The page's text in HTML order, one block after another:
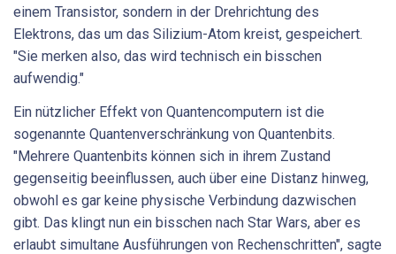
einem Transistor, sondern in der Drehrichtung des
Elektrons, das um das Silizium-Atom kreist, gespeichert.
"Sie merken also, das wird technisch ein bisschen
aufwendig."
Ein nützlicher Effekt von Quantencomputern ist die
sogenannte Quantenverschränkung von Quantenbits.
"Mehrere Quantenbits können sich in ihrem Zustand
gegenseitig beeinflussen, auch über eine Distanz hinweg,
obwohl es gar keine physische Verbindung dazwischen
gibt. Das klingt nun ein bisschen nach Star Wars, aber es
erlaubt simultane Ausführungen von Rechenschritten", sagte